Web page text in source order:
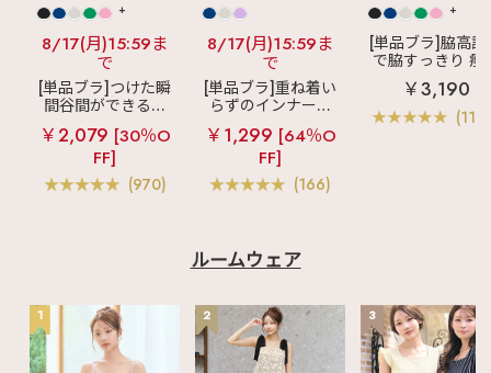
+
8/17(月)15:59ま
で
[単品ブラ]つけた瞬
間谷間ができるシ
ームレスブラ
超
盛ブラ(R) シームレ
ス 単品ブラジャー
￥2,079 [30％O
FF]
(970)
8/17(月)15:59ま
で
[単品ブラ]重ね着い
らずのインナーブ
ラ
リッチバスト
ブラトップ (ワイヤ
ー入り)
￥1,299 [64％O
FF]
(166)
+
[単品ブラ]脇高設
で脇すっきり 痩
見えブラ
カシ
クールレース脇
ブラ(R) 単品ブラ
ャー
￥3,190
ルームウェア
1 2 3